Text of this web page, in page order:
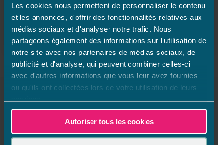
Les cookies nous permettent de personnaliser le contenu
et les annonces, d'offrir des fonctionnalités relatives aux
médias sociaux et d'analyser notre trafic. Nous
partageons également des informations sur l'utilisation de
notre site avec nos partenaires de médias sociaux, de
publicité et d'analyse, qui peuvent combiner celles-ci
avec d'autres informations que vous leur avez fournies
ou qu'ils ont collectées lors de votre utilisation de leurs
Autoriser tous les cookies
Votre enfant dépose dans votre magasin Aquilus son
plus joli dessin de piscine et il repart avec un ballon
de plage 😉
(sans condition d’achat)
Magasins à proximité de Aquilus
Piscines et Spas Salernes